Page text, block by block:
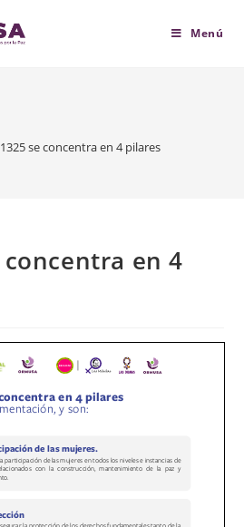
Menú
se concentra en 4 pilares
concentra en 4